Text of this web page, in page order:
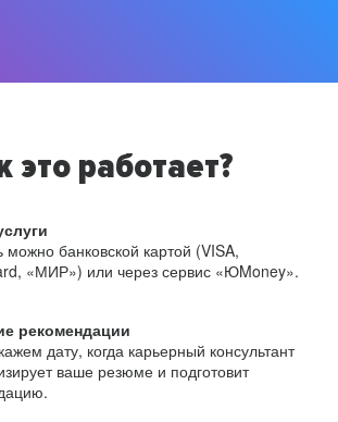
это работает?
можно банковской картой (VISA,
«МИР») или через сервис «ЮMoney».
рекомендации
дату, когда карьерный консультант
ваше резюме и подготовит